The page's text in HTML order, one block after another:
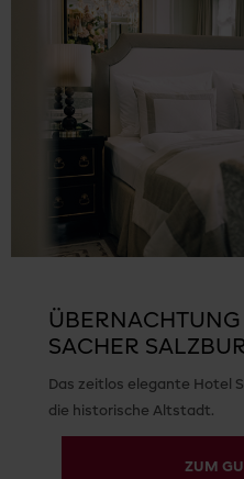
SACHER
Das zeitlos elegante Hotel
die historische Altstadt.
ZUM